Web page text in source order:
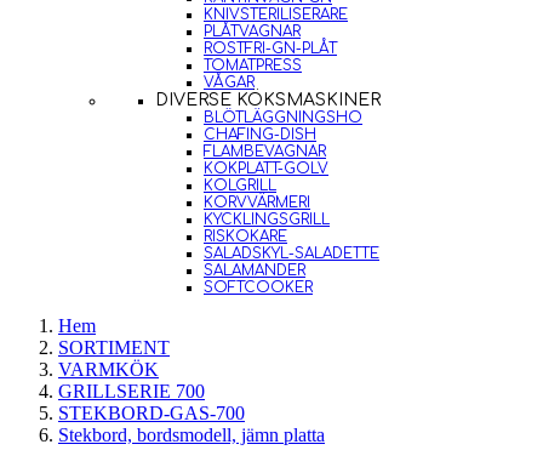
KNIVSTERILISERARE
PLÅTVAGNAR
ROSTFRI-GN-PLÅT
TOMATPRESS
VÅGAR
DIVERSE KÖKSMASKINER
BLÖTLÄGGNINGSHO
CHAFING-DISH
FLAMBEVAGNAR
KOKPLATT-GOLV
KOLGRILL
KORVVÄRMERI
KYCKLINGSGRILL
RISKOKARE
SALADSKYL-SALADETTE
SALAMANDER
SOFTCOOKER
Hem
SORTIMENT
VARMKÖK
GRILLSERIE 700
STEKBORD-GAS-700
Stekbord, bordsmodell, jämn platta